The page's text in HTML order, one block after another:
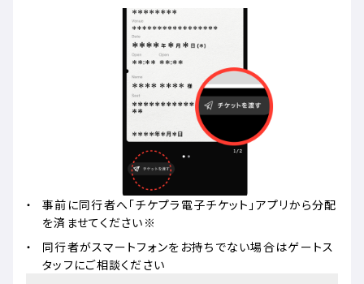
事前に同行者へ「チケプラ電子チケット」アプリから分配
を済ませてください※
同行者がスマートフォンをお持ちでない場合はゲートス
タッフにご相談ください